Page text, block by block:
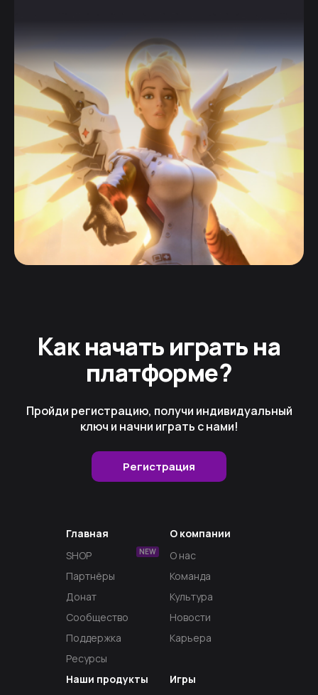
Как начать играть на
платформе?
Пройди регистрацию, получи индивидуальный
ключ и начни играть с нами!
Регистрация
Главная
SHOP
NEW
Партнёры
Донат
Сообщество
Поддержка
Ресурсы
Наши продукты
Игры
О компании
О нас
Команда
Культура
Новости
Карьера